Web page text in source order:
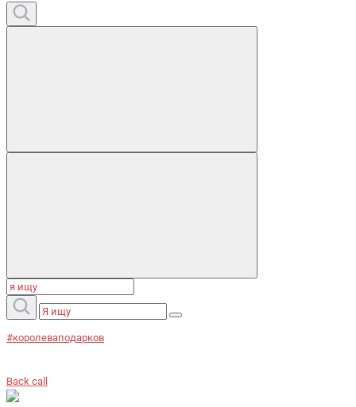
#королеваподарков
Back call